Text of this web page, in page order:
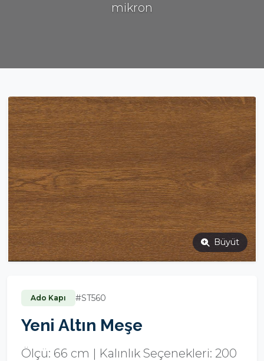
mikron
Büyüt
Ado Kapı #ST560
Yeni Altın Meşe
Ölçü: 66 cm | Kalınlık Seçenekleri: 200